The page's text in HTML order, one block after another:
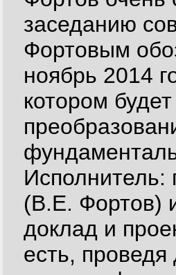
заседанию
Фортовым
ноябрь 2014
котором
Исполнитель:
(В.Е. Фортов)
доклад и
есть,